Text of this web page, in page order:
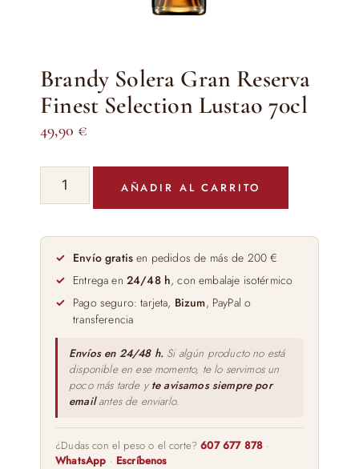
Brandy Solera Gran Reserva
Finest Selection Lustao 70cl
49,90 €
Brandy
Solera
Reserva
Finest
Selection
Lustao
cantidad
AÑADIR AL CARRITO
Envío gratis en pedidos de más de 200 €
Entrega en 24/48 h, con embalaje isotérmico
Pago seguro: tarjeta, Bizum, PayPal o
transferencia
Envíos en 24/48 h. Si algún producto no está
disponible en ese momento, te lo servimos un
poco más tarde y te avisamos siempre por
emailantes de enviarlo.
¿Dudas con el peso o el corte?607 677 878 ·
WhatsApp · Escríbenos